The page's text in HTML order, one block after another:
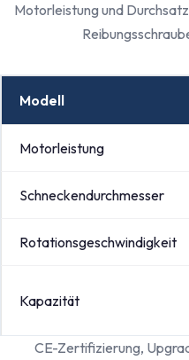
Motorleistung und
Modell
Motorleistung
Schneckendurchmesser
Rotationsgeschwindigkeit
Kapazität
CE-Zertifizierung,